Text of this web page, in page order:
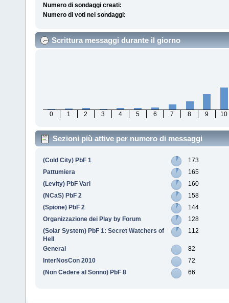
Numero di sondaggi creati:
Numero di voti nei sondaggi:
Scrittura messaggi durante il giorno
0 1 2 3 4 5 6 7 8 9 10
Sezioni più attive per numero di messaggi
(Cold City) PbF 1
173
Pattumiera
165
(Levity) PbF Vari
160
(NCaS) PbF 2
158
(Spione) PbF 2
144
Organizzazione dei Play by Forum
128
(Solar System) PbF 1: Secret Watchers of
Hell
112
General
82
InterNosCon 2010
72
(Non Cedere al Sonno) PbF 8
66